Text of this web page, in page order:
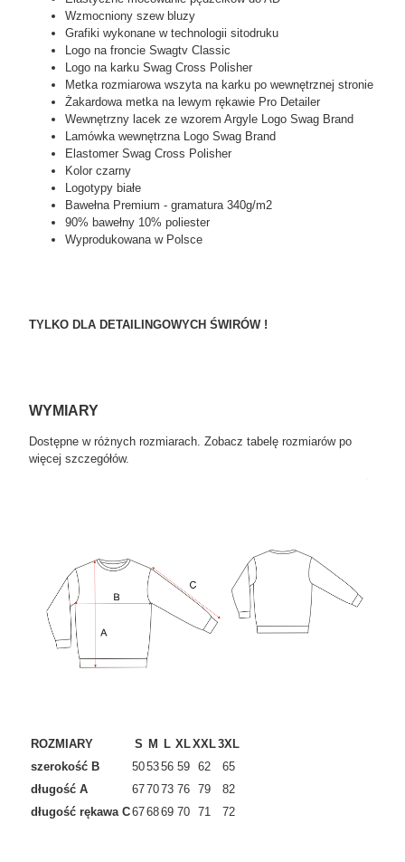
Wzmocniony szew bluzy
Grafiki wykonane w technologii sitodruku
Logo na froncie Swagtv Classic
Logo na karku Swag Cross Polisher
Metka rozmiarowa wszyta na karku po wewnętrznej stronie
Żakardowa metka na lewym rękawie Pro Detailer
Wewnętrzny lacek ze wzorem Argyle Logo Swag Brand
Lamówka wewnętrzna Logo Swag Brand
Elastomer Swag Cross Polisher
Kolor czarny
Logotypy białe
Bawełna Premium - gramatura 340g/m2
90% bawełny 10% poliester
Wyprodukowana w Polsce
TYLKO DLA DETAILINGOWYCH ŚWIRÓW !
WYMIARY
Dostępne w różnych rozmiarach. Zobacz tabelę rozmiarów po
więcej szczegółów.
ROZMIARY S M L XLXXL3XL
szerokość B
505356 59 62
65
długość A
677073 76 79
82
długość rękawa C676869 70 71 72